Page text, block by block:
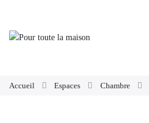
Accueil Espaces Chambre